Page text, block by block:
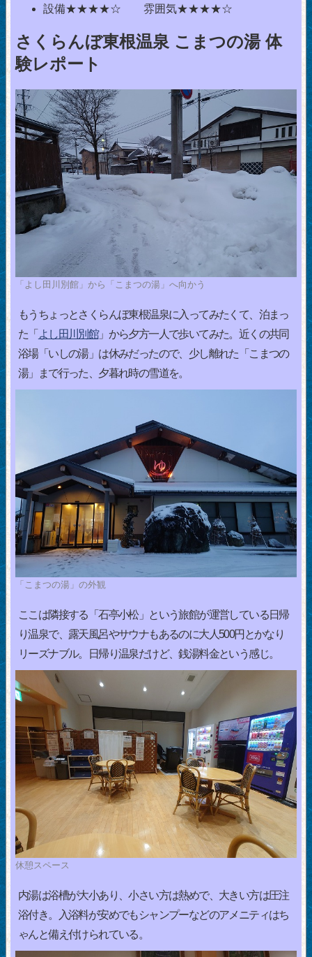
設備★★★★☆ 雰囲気★★★★☆
さくらんぼ東根温泉 こまつの湯 体
験レポート
「よし田川別館」から「こまつの湯」へ向かう
もうちょっとさくらんぼ東根温泉に入ってみたくて、泊まっ
た「 よし田川別館」から夕方一人で歩いてみた。近くの共同
浴場「いしの湯」は休みだったので、少し離れた「こまつの
湯」まで行った、夕暮れ時の雪道を。
「こまつの湯」の外観
ここは隣接する「石亭小松」という旅館が運営している日帰
り温泉で、露天風呂やサウナもあるのに大人500円とかなり
リーズナブル。日帰り温泉だけど、銭湯料金という感じ。
休憩スペース
内湯は浴槽が大小あり、小さい方は熱めで、大きい方は圧注
浴付き。入浴料が安めでもシャンプーなどのアメニティはち
ゃんと備え付けられている。